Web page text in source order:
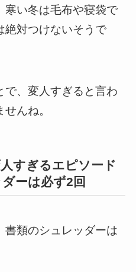
寒い冬は毛布や寝袋で
絶対つけないそうで
で、変人すぎると言わ
んね。
すぎるエピソード
ーは必ず2回
書類のシュレッダーは